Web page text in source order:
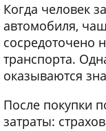
Когда человек
автомобиля,
сосредоточено
транспорта.
оказываются
После покупки
затраты: